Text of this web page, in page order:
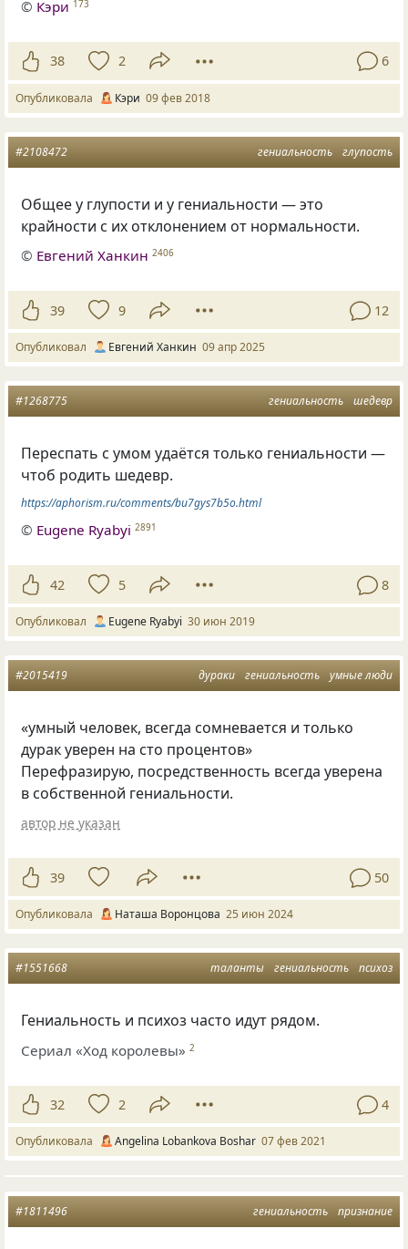
© Кэри 173
38 2 6
Опубликовала Кэри 09 фев 2018
гениальность глупость
#2108472
Общее у глупости и у гениальности — это
крайности с их отклонением от нормальности.
© Евгений Ханкин 2406
39 9 12
Опубликовал Евгений Ханкин 09 апр 2025
гениальность шедевр
#1268775
Переспать с умом удаётся только гениальности —
чтоб родить шедевр.
https://aphorism.ru/comments/bu7gys7b5o.html
© Eugene Ryabyi 2891
42 5 8
Опубликовал Eugene Ryabyi 30 июн 2019
дураки гениальность умные люди
#2015419
«умный человек, всегда сомневается и только
дурак уверен на сто процентов»
Перефразирую, посредственность всегда уверена
в собственной гениальности.
автор не указан
39 50
Опубликовала Наташа Воронцова 25 июн 2024
таланты гениальность психоз
#1551668
Гениальность и психоз часто идут рядом.
Сериал «Ход королевы» 2
32 2 4
Опубликовала Angelina Lobankova Boshar 07 фев 2021
гениальность признание
#1811496